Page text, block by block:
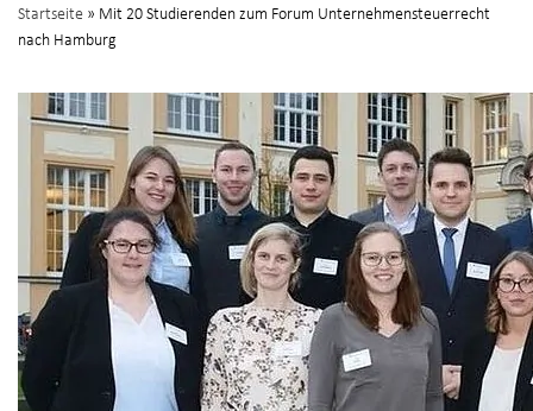
Startseite » Mit 20 Studierenden zum Forum Unternehmensteuerrecht
nach Hamburg